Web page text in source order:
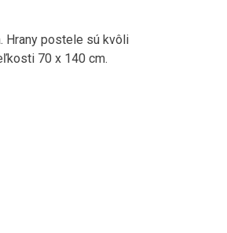
Hrany postele sú kvôli
70 x 140 cm.